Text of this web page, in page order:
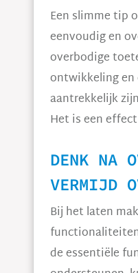
Een slimme tip
eenvoudig en
overbodige
ontwikkeling en
aantrekkelijk
Het is een
DENK NA
VERMIJD
Bij het laten
de essentiële